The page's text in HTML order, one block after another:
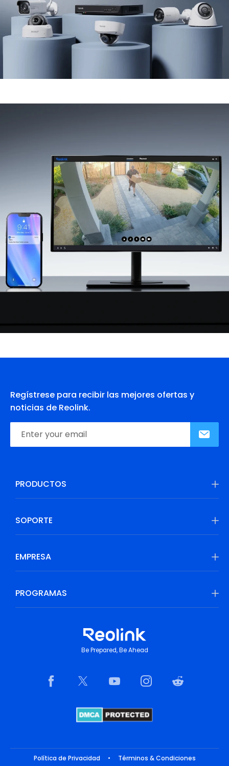
Regístrese para recibir las mejores ofertas y
noticias de Reolink.
PRODUCTOS
SOPORTE
EMPRESA
PROGRAMAS
Be Prepared, Be Ahead
Política de Privacidad • Términos & Condiciones